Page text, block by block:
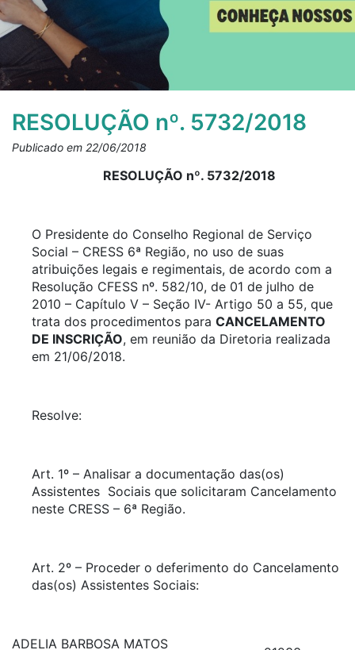
RESOLUÇÃO nº. 5732/2018
Publicado em 22/06/2018
RESOLUÇÃO nº. 5732/2018
O Presidente do Conselho Regional de Serviço
Social – CRESS 6ª Região, no uso de suas
atribuições legais e regimentais, de acordo com a
Resolução CFESS nº. 582/10, de 01 de julho de
2010 – Capítulo V – Seção IV- Artigo 50 a 55, que
trata dos procedimentos para CANCELAMENTO
DE INSCRIÇÃO, em reunião da Diretoria realizada
em 21/06/2018.
Resolve:
Art. 1º – Analisar a documentação das(os)
Assistentes Sociais que solicitaram Cancelamento
neste CRESS – 6ª Região.
Art. 2º – Proceder o deferimento do Cancelamento
das(os) Assistentes Sociais:
ADELIA BARBOSA MATOS